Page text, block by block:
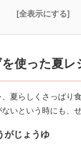
[全表示にする]
を使った夏
夏らしくさっぱり
いという時にも、
がじょうゆ